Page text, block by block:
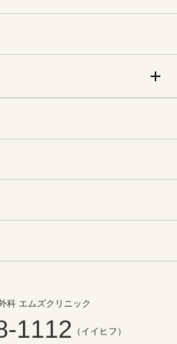
科 エムズクリニック
1112 （イイヒフ）